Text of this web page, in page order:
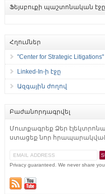
Ֆեյսբուքի պաշտոնական էջը
Հղումներ
"Center for Strategic
Linked-In-ի էջը
Ազգային ժողով
Բաժանորդագրվել
Մուտքագրեք Ձեր
ստացեք նոր
Privacy guaranteed. We never share